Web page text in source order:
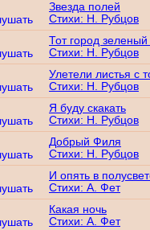
Звезда полей
Стихи: Н. Рубцов
Тот город зеленый
Стихи: Н. Рубцов
Улетели листья с
Стихи: Н. Рубцов
Я буду скакать
Стихи: Н. Рубцов
Добрый Филя
Стихи: Н. Рубцов
И опять в
Стихи: А. Фет
Какая ночь
Стихи: А. Фет